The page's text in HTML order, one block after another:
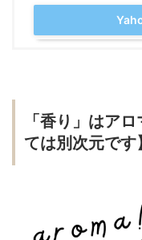
「香り」はア
ては別次元です】